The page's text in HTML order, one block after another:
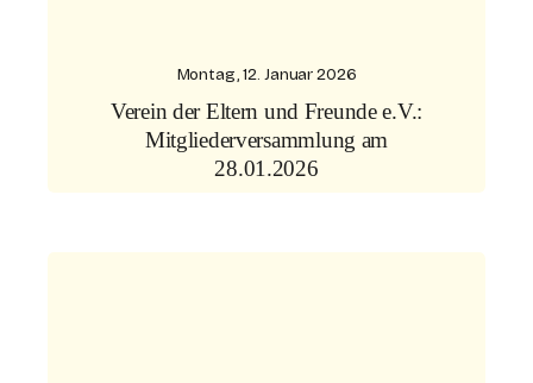
Montag, 12. Januar 2026
Verein der Eltern und Freunde e.V.:
Mitgliederversammlung am
28.01.2026